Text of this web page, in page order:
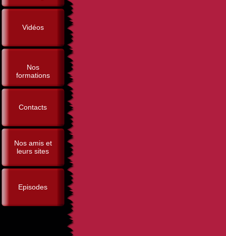
Vidéos
Nos
formations
Contacts
Nos amis et
leurs sites
Episodes